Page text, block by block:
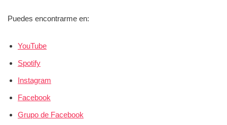
Puedes encontrarme en:
YouTube
Spotify
Instagram
Facebook
Grupo de Facebook